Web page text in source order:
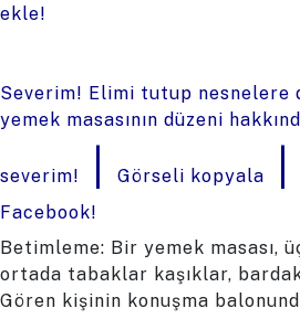
ekle!
Severim! Elimi tutup nesnelere
yemek masasının düzeni
severim! Görseli kopyala
Facebook!
Betimleme: Bir yemek masası,
ortada tabaklar kaşıklar,
Gören kişinin konuşma